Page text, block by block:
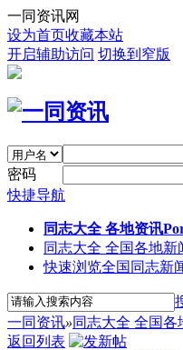
一同资讯网
设为首页收藏本站
开启辅助访问 切换到窄版
密码
快捷导航
同志大全 各地资讯
同志大全 全国各地新
快速浏览全国同志新
一同资讯»同志大全 全国各
返回列表